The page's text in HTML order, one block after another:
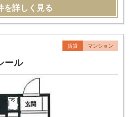
を詳しく見る
賃貸 マンション
ール